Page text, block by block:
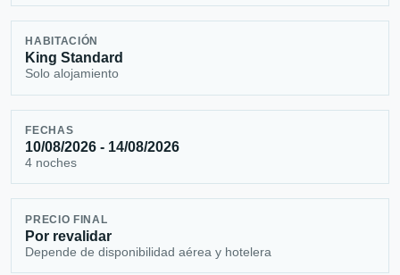
HABITACIÓN
King Standard
Solo alojamiento
FECHAS
10/08/2026 - 14/08/2026
4 noches
PRECIO FINAL
Por revalidar
Depende de disponibilidad aérea y hotelera